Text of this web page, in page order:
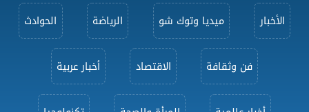
الأخبار ميديا وتوك شو الرياضة الحوادث
فن وثقافة الاقتصاد أخبار عربية